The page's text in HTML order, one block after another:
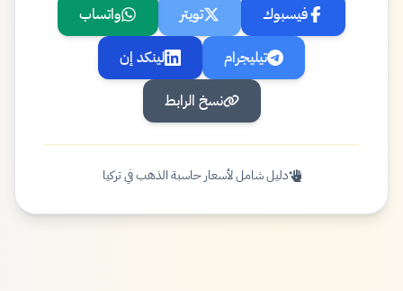
فيسبوك تويتر
واتساب
تيليجرام
لينكد إن
نسخ الرابط
دليل شامل لأسعار حاسبة الذهب في تركيا